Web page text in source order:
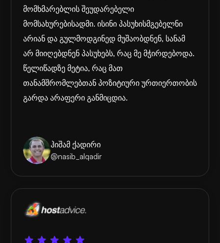
მომხმარებლის შეუდარებელი
მომსახურებისადმი. ისინი პასუხისმგებელნი
არიან და გულმოდგინედ მუშაობდნენ, სანამ
არ მიიღებდნენ პასუხებს, რაც მე მჭირდებოდა.
წელიწადზე მეტია, რაც მათ
თანამშრომლებთან პოზიტიური ურთიერთობის
გარდა არაფერი განმიცდია.
ჰიშამ ქადირი
@nasib_alqadir